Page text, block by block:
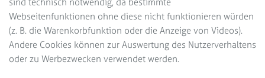
Webseitenfunktionen ohne diese nicht funktionieren würden
(z. B. die Warenkorbfunktion oder die Anzeige von Videos).
Andere Cookies können zur Auswertung des Nutzerverhaltens
oder zu Werbezwecken verwendet werden.